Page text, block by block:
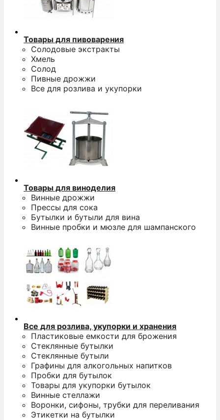
Товары для пивоварения
Солодовые экстракты
Хмель
Солод
Пивные дрожжи
Все для розлива и укупорки
Товары для виноделия
Винные дрожжи
Прессы для сока
Бутылки и бутыли для вина
Винные пробки и мюзле для шампанского
Все для розлива, укупорки и хранения
Пластиковые емкости для брожения
Стеклянные бутылки
Стеклянные бутыли
Графины для алкогольных напитков
Пробки для бутылок
Товары для укупорки бутылок
Винные стеллажи
Воронки, сифоны, трубки для переливания
Этикетки на бутылки